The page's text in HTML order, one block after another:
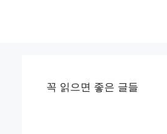
꼭 읽으면 좋은 글들